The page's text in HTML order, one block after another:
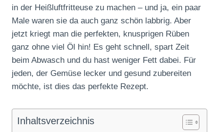
in der Heißluftfritteuse zu machen – und ja, ein paar
Male waren sie da auch ganz schön labbrig. Aber
jetzt kriegt man die perfekten, knusprigen Rüben
ganz ohne viel Öl hin! Es geht schnell, spart Zeit
beim Abwasch und du hast weniger Fett dabei. Für
jeden, der Gemüse lecker und gesund zubereiten
möchte, ist dies das perfekte Rezept.
Inhaltsverzeichnis